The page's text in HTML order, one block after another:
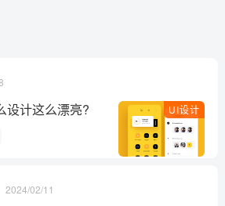
UI设计
设计这么漂亮?
2024/02/11